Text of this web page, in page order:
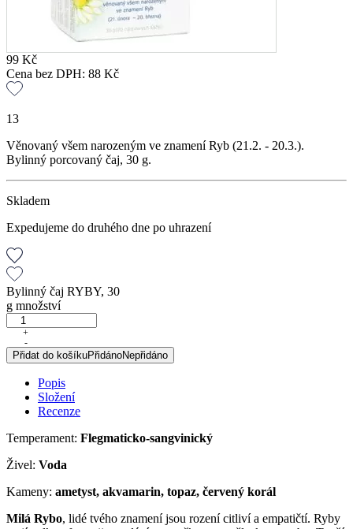
99 Kč
Cena bez DPH: 88 Kč
13
Věnovaný všem narozeným ve znamení Ryb (21.2. - 20.3.).
Bylinný porcovaný čaj, 30 g.
Skladem
Expedujeme do druhého dne po uhrazení
Bylinný čaj RYBY, 30
g množství
+
-
Přidat do košíkuPřidánoNepřidáno
Popis
Složení
Recenze
Temperament: Flegmaticko-sangvinický
Živel: Voda
Kameny: ametyst, akvamarin, topaz, červený korál
Milá Rybo, lidé tvého znamení jsou rození citliví a empatičtí. Ryby